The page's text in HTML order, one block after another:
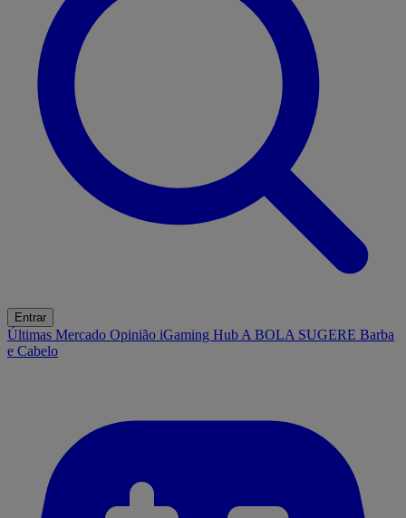
Entrar
Últimas Mercado Opinião iGaming Hub A BOLA SUGERE Barba
e Cabelo